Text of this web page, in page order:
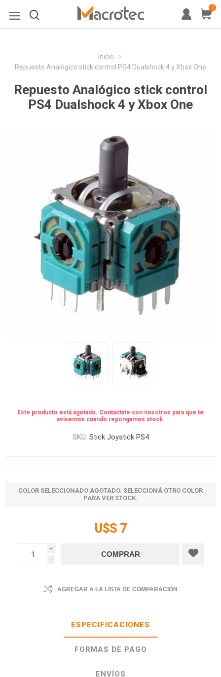
0
Inicio
Repuesto Analógico stick control PS4 Dualshock 4 y Xbox One
Repuesto Analógico stick control
PS4 Dualshock 4 y Xbox One
Este producto está agotado. Contactate con nosotros para que te
avisemos cuando repongamos stock.
SKU: Stick Joystick PS4
COLOR SELECCIONADO AGOTADO. SELECCIONÁ OTRO COLOR
PARA VER STOCK.
U$S 7
i
h
AGREGAR A LA LISTA DE COMPARACIÓN
ESPECIFICACIONES
FORMAS DE PAGO
ENVÍOS